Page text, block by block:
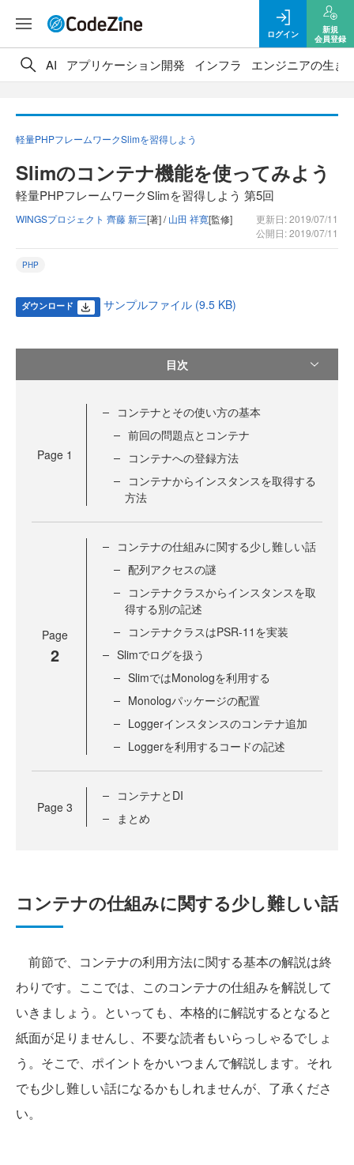
ログイン
新規
会員登録
AI アプリケーション開発 インフラ エンジニアの生き
軽量PHPフレームワークSlimを習得しよう
Slimのコンテナ機能を使ってみよう
軽量PHPフレームワークSlimを習得しよう 第5回
WINGSプロジェクト 齊藤 新三[著] /山田 祥寛[監修]
更新日: 2019/07/11
公開日: 2019/07/11
PHP
ダウンロード サンプルファイル (9.5 KB)
目次
Page 1
コンテナとその使い方の基本
前回の問題点とコンテナ
コンテナへの登録方法
コンテナからインスタンスを取得する
方法
Page
2
コンテナの仕組みに関する少し難しい話
配列アクセスの謎
コンテナクラスからインスタンスを取
得する別の記述
コンテナクラスはPSR-11を実装
Slimでログを扱う
SlimではMonologを利用する
Monologパッケージの配置
Loggerインスタンスのコンテナ追加
Loggerを利用するコードの記述
Page 3
コンテナとDI
まとめ
コンテナの仕組みに関する少し難しい話
前節で、コンテナの利用方法に関する基本の解説は終
わりです。ここでは、このコンテナの仕組みを解説して
いきましょう。といっても、本格的に解説するとなると
紙面が足りませんし、不要な読者もいらっしゃるでしょ
う。そこで、ポイントをかいつまんで解説します。それ
でも少し難しい話になるかもしれませんが、了承くださ
い。